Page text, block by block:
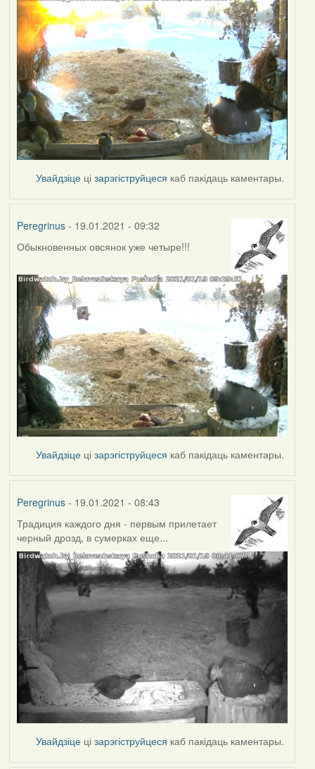
Увайдзіце цізарэгіструйцеся каб пакідаць каментары.
Peregrinus- 19.01.2021 - 09:32
Обыкновенных овсянок уже четыре!!!
Увайдзіце цізарэгіструйцеся каб пакідаць каментары.
Peregrinus- 19.01.2021 - 08:43
Традиция каждого дня - первым прилетает
черный дрозд, в сумерках еще...
Увайдзіце цізарэгіструйцеся каб пакідаць каментары.